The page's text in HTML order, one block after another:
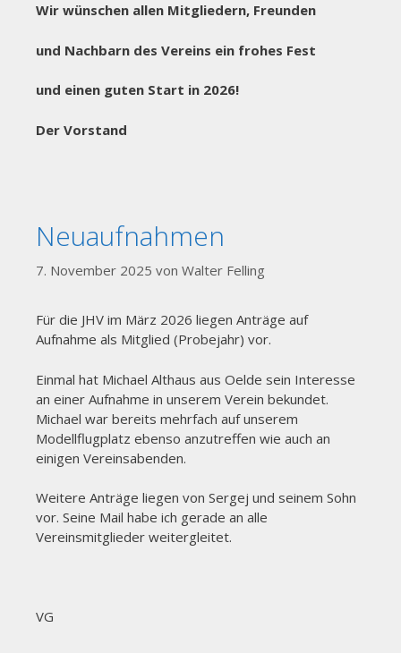
Wir wünschen allen Mitgliedern, Freunden
und Nachbarn des Vereins ein frohes Fest
und einen guten Start in 2026!
Der Vorstand
Neuaufnahmen
7. November 2025 von Walter Felling
Für die JHV im März 2026 liegen Anträge auf
Aufnahme als Mitglied (Probejahr) vor.
Einmal hat Michael Althaus aus Oelde sein Interesse
an einer Aufnahme in unserem Verein bekundet.
Michael war bereits mehrfach auf unserem
Modellflugplatz ebenso anzutreffen wie auch an
einigen Vereinsabenden.
Weitere Anträge liegen von Sergej und seinem Sohn
vor. Seine Mail habe ich gerade an alle
Vereinsmitglieder weitergleitet.
VG